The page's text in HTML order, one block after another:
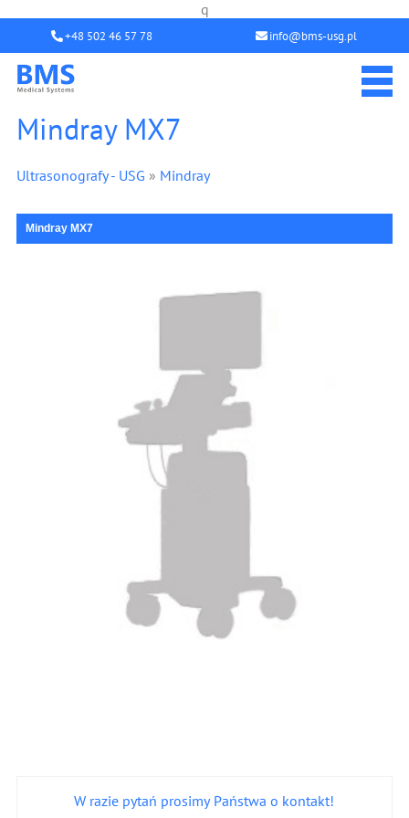
q
+48 502 46 57 78 info@bms-usg.pl
Mindray MX7
Ultrasonografy - USG » Mindray
Mindray MX7
W razie pytań prosimy Państwa o kontakt!